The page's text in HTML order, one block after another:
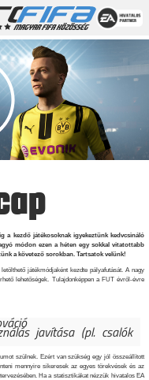
a kezdő játékosoknak igyekeztünk kedvcsináló
módon ezen a héten egy sokkal vitatottabb
a követező sorokban. Tartsatok velünk!
játékmódjaként kezdte pályafutását. A nagy
lehetőségek. Tulajdonképpen a FUT évről-évre
javítása (pl. csalók
szülnek. Ezért van szükség egy jól összeállított
mennyire sikeresek az egyes törekvések és az
Ha a statisztikákat nézzük hivatalos EA